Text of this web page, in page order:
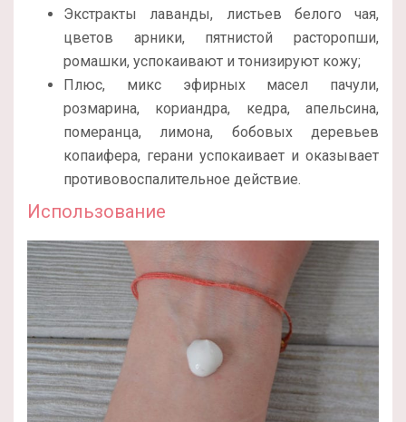
Экстракты лаванды, листьев белого чая,
цветов арники, пятнистой расторопши,
ромашки, успокаивают и тонизируют кожу;
Плюс, микс эфирных масел пачули,
розмарина, кориандра, кедра, апельсина,
померанца, лимона, бобовых деревьев
копаифера, герани успокаивает и оказывает
противовоспалительное действие.
Использование